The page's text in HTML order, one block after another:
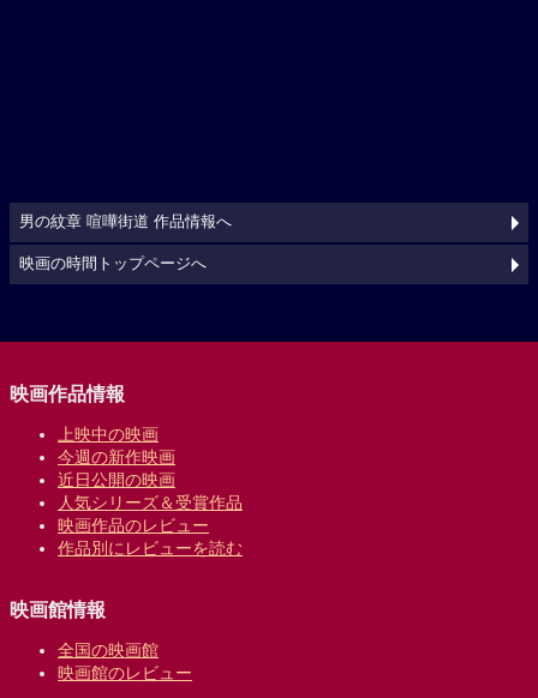
男の紋章 喧嘩街道 作品情報へ
映画の時間トップページへ
映画作品情報
上映中の映画
今週の新作映画
近日公開の映画
人気シリーズ＆受賞作品
映画作品のレビュー
作品別にレビューを読む
映画館情報
全国の映画館
映画館のレビュー